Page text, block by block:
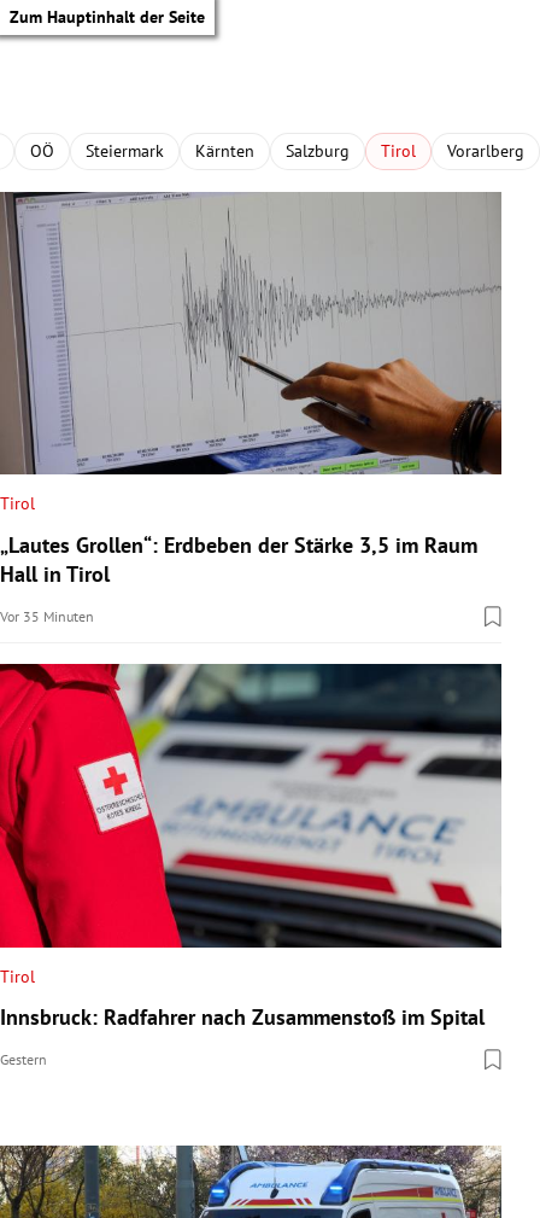
Zum Hauptinhalt der Seite
Untermenü
Untermenü
Untermenü
Untermenü
Untermenü
Untermenü
Untermenü
Untermenü
Untermenü
Untermenü
OÖ Steiermark Kärnten Salzburg Tirol Vorarlberg
Tirol
„Lautes Grollen“: Erdbeben der Stärke 3,5 im Raum
Hall in Tirol
Vor 35 Minuten
Tirol
Innsbruck: Radfahrer nach Zusammenstoß im Spital
Gestern